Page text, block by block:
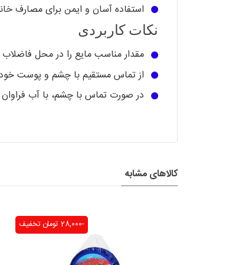
استفاده آسان و ایمن برای مصارف
نکات کاربردی
مقدار مناسب مایع را در محل
از تماس مستقیم با چشم و پوست
در صورت تماس با چشم، با آب
کالاهای مشابه
تخفیف -28,000 تومان